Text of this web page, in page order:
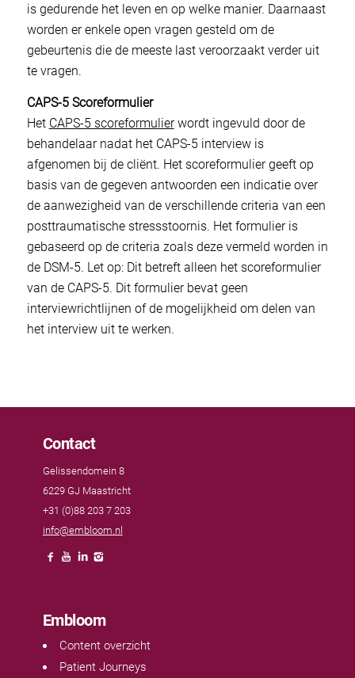
is gedurende het leven en op welke manier. Daarnaast
worden er enkele open vragen gesteld om de
gebeurtenis die de meeste last veroorzaakt verder uit
te vragen.
CAPS-5 Scoreformulier
Het CAPS-5 scoreformulierwordt ingevuld door de
behandelaar nadat het CAPS-5 interview is
afgenomen bij de cliënt. Het scoreformulier geeft op
basis van de gegeven antwoorden een indicatie over
de aanwezigheid van de verschillende criteria van een
posttraumatische stressstoornis. Het formulier is
gebaseerd op de criteria zoals deze vermeld worden in
de DSM-5. Let op: Dit betreft alleen het scoreformulier
van de CAPS-5. Dit formulier bevat geen
interviewrichtlijnen of de mogelijkheid om delen van
het interview uit te werken.
Contact
Gelissendomein 8
6229 GJ Maastricht
+31 (0)88 203 7 203
info@embloom.nl
Embloom
Content overzicht
Patient Journeys